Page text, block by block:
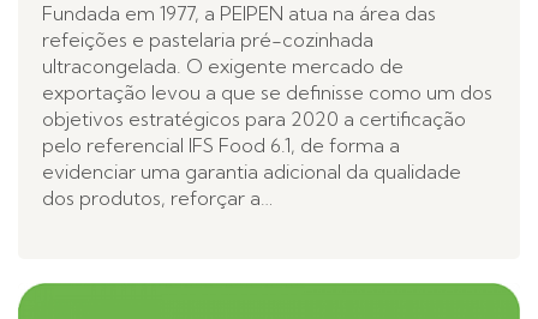
Fundada em 1977, a PEIPEN atua na área das
refeições e pastelaria pré-cozinhada
ultracongelada. O exigente mercado de
exportação levou a que se definisse como um dos
objetivos estratégicos para 2020 a certificação
pelo referencial IFS Food 6.1, de forma a
evidenciar uma garantia adicional da qualidade
dos produtos, reforçar a…